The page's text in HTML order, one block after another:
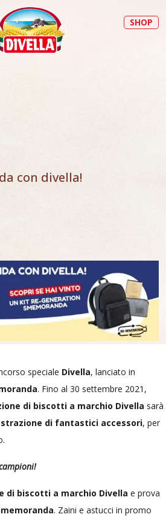
SHOP
con divella!
speciale Divella, lanciato in
. Fino al 30 settembre 2021,
di biscotti a marchio Divella sarà
di fantastici accessori, per
di biscotti a marchio Divella e prova
. Zaini e astucci in promo